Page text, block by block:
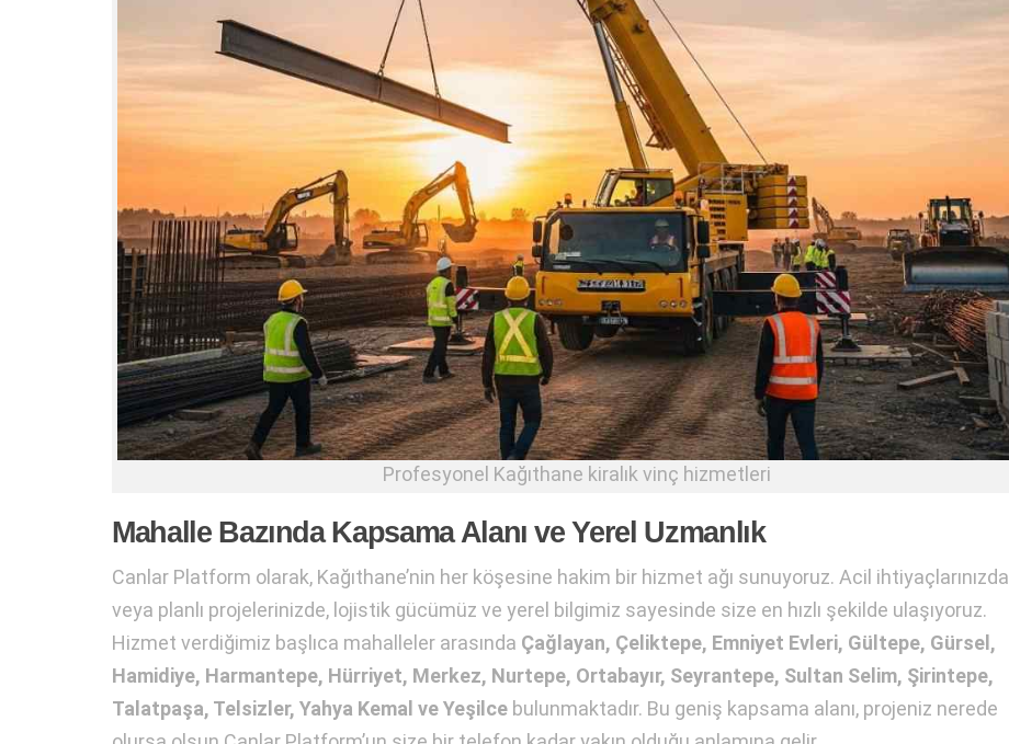
Profesyonel Kağıthane kiralık vinç hizmetleri
Mahalle Bazında Kapsama Alanı ve Yerel Uzmanlık
Canlar Platform olarak, Kağıthane’nin her köşesine hakim bir hizmet ağı sunuyoruz. Acil ihtiyaçlarınızda
veya planlı projelerinizde, lojistik gücümüz ve yerel bilgimiz sayesinde size en hızlı şekilde ulaşıyoruz.
Hizmet verdiğimiz başlıca mahalleler arasında Çağlayan, Çeliktepe, Emniyet Evleri, Gültepe, Gürsel,
Hamidiye, Harmantepe, Hürriyet, Merkez, Nurtepe, Ortabayır, Seyrantepe, Sultan Selim, Şirintepe,
Talatpaşa, Telsizler, Yahya Kemal ve Yeşilce bulunmaktadır. Bu geniş kapsama alanı, projeniz nerede